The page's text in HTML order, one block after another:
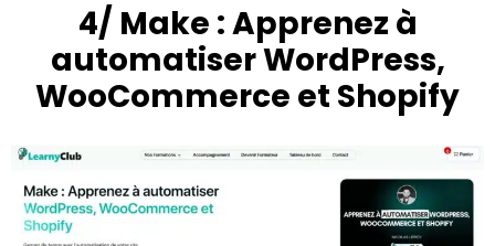
4/ Make : Apprenez à
automatiser WordPress,
WooCommerce et Shopify